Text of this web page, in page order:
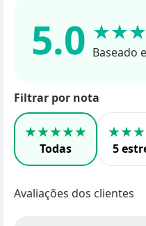
5.0 Baseado
Filtrar por nota
★★★★★
Todas 5
Avaliações dos clientes